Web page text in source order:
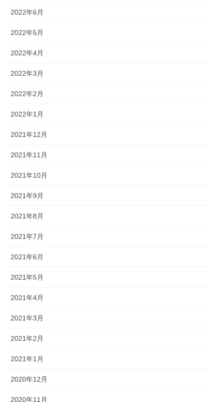
2022年6月
2022年5月
2022年4月
2022年3月
2022年2月
2022年1月
2021年12月
2021年11月
2021年10月
2021年9月
2021年8月
2021年7月
2021年6月
2021年5月
2021年4月
2021年3月
2021年2月
2021年1月
2020年12月
2020年11月